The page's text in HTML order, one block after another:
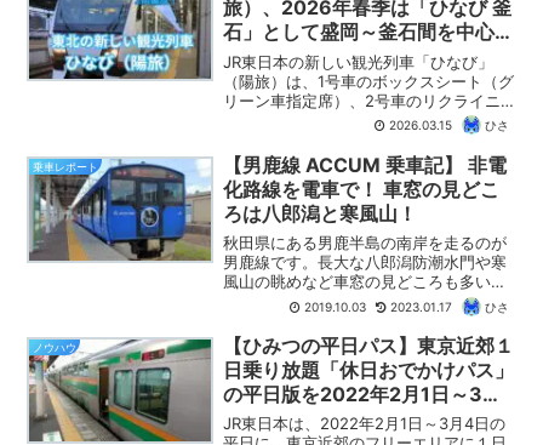
の使い分けについても紹介します。
旅）、2026年春季は「ひなび 釜
石」として盛岡～釜石間を中心に
運転、東北各地の出張運転も！
（2026年版）
JR東日本の新しい観光列車「ひなび」
（陽旅）は、1号車のボックスシート（グ
リーン車指定席）、2号車のリクライニン
グシート（普通車指定席）の2両編成。
「ひなび 釜石」として盛岡～釜石間を中
心に、一部の週末は「ひなび 下北」「ひ
なび 八幡平」「ひなび 錦秋湖」などとし
て東北地方の各線でも運転されます。
2026.03.15 ひさ
乗車レポート
【男鹿線 ACCUM 乗車記】 非電
化路線を電車で！ 車窓の見どこ
ろは八郎潟と寒風山！
秋田県にある男鹿半島の南岸を走るのが
男鹿線です。長大な八郎潟防潮水門や寒
風山の眺めなど車窓の見どころも多い路
線ですが、鉄道ファンに注目なのが、
「ACCUM」（アキュム）の愛称が付け
られた蓄電池電車が走っていることで
す。架線のない非電化路線を電車で旅す
ることができるのです。【ひさの乗り鉄
ブログ】では、秋田～男鹿を走る男鹿線
の乗車記をお届けします。
2019.10.03 2023.01.17 ひさ
ノウハウ
【ひみつの平日パス】東京近郊１
日乗り放題「休日おでかけパス」
の平日版を2022年2月1日～3月4
日の平日に発売！
JR東日本は、2022年2月1日～3月4日の